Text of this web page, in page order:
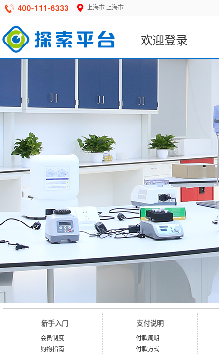
上海市 上海市
欢迎登录
新手入门
会员制度
购物指南
支付说明
付款周期
付款方式